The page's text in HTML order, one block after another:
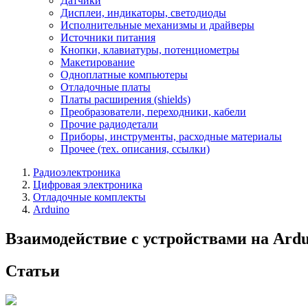
Дисплеи, индикаторы, светодиоды
Исполнительные механизмы и драйверы
Источники питания
Кнопки, клавиатуры, потенциометры
Макетирование
Одноплатные компьютеры
Отладочные платы
Платы расширения (shields)
Преобразователи, переходники, кабели
Прочие радиодетали
Приборы, инструменты, расходные материалы
Прочее (тех. описания, ссылки)
Радиоэлектроника
Цифровая электроника
Отладочные комплекты
Arduino
Взаимодействие с устройствами на
Статьи